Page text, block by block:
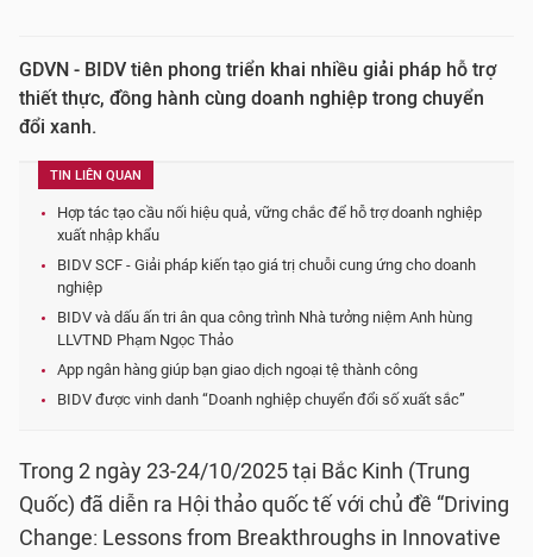
GDVN - BIDV tiên phong triển khai nhiều giải pháp hỗ trợ
thiết thực, đồng hành cùng doanh nghiệp trong chuyển
đổi xanh.
TIN LIÊN QUAN
Hợp tác tạo cầu nối hiệu quả, vững chắc để hỗ trợ doanh nghiệp
xuất nhập khẩu
BIDV SCF - Giải pháp kiến tạo giá trị chuỗi cung ứng cho doanh
nghiệp
BIDV và dấu ấn tri ân qua công trình Nhà tưởng niệm Anh hùng
LLVTND Phạm Ngọc Thảo
App ngân hàng giúp bạn giao dịch ngoại tệ thành công
BIDV được vinh danh “Doanh nghiệp chuyển đổi số xuất sắc”
Trong 2 ngày 23-24/10/2025 tại Bắc Kinh (Trung
Quốc) đã diễn ra Hội thảo quốc tế với chủ đề “Driving
Change: Lessons from Breakthroughs in Innovative